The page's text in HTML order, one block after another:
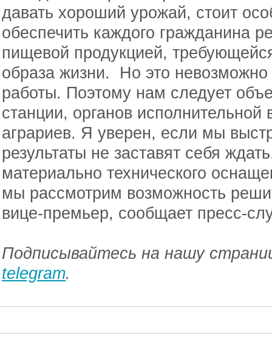
давать хороший урожай, стоит
обеспечить каждого гражданина
пищевой продукцией,
образа жизни. Но это невозможно
работы. Поэтому нам следует
станции, органов
аграриев. Я уверен, если мы
результаты не заставят себя
материально технического
мы рассмотрим возможность
вице-премьер, сообщает пресс-
Подписывайтесь на нашу
telegram.